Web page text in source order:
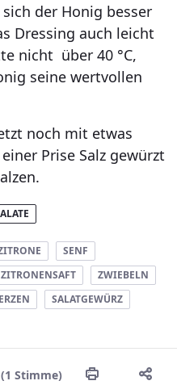
der Honig besser
Dressing auch leicht
nicht über 40 °C,
seine wertvollen
noch mit etwas
Prise Salz gewürzt
SENF
ZITRONENSAFT
ZWIEBELN
SALATGEWÜRZ
(1 Stimme) Die